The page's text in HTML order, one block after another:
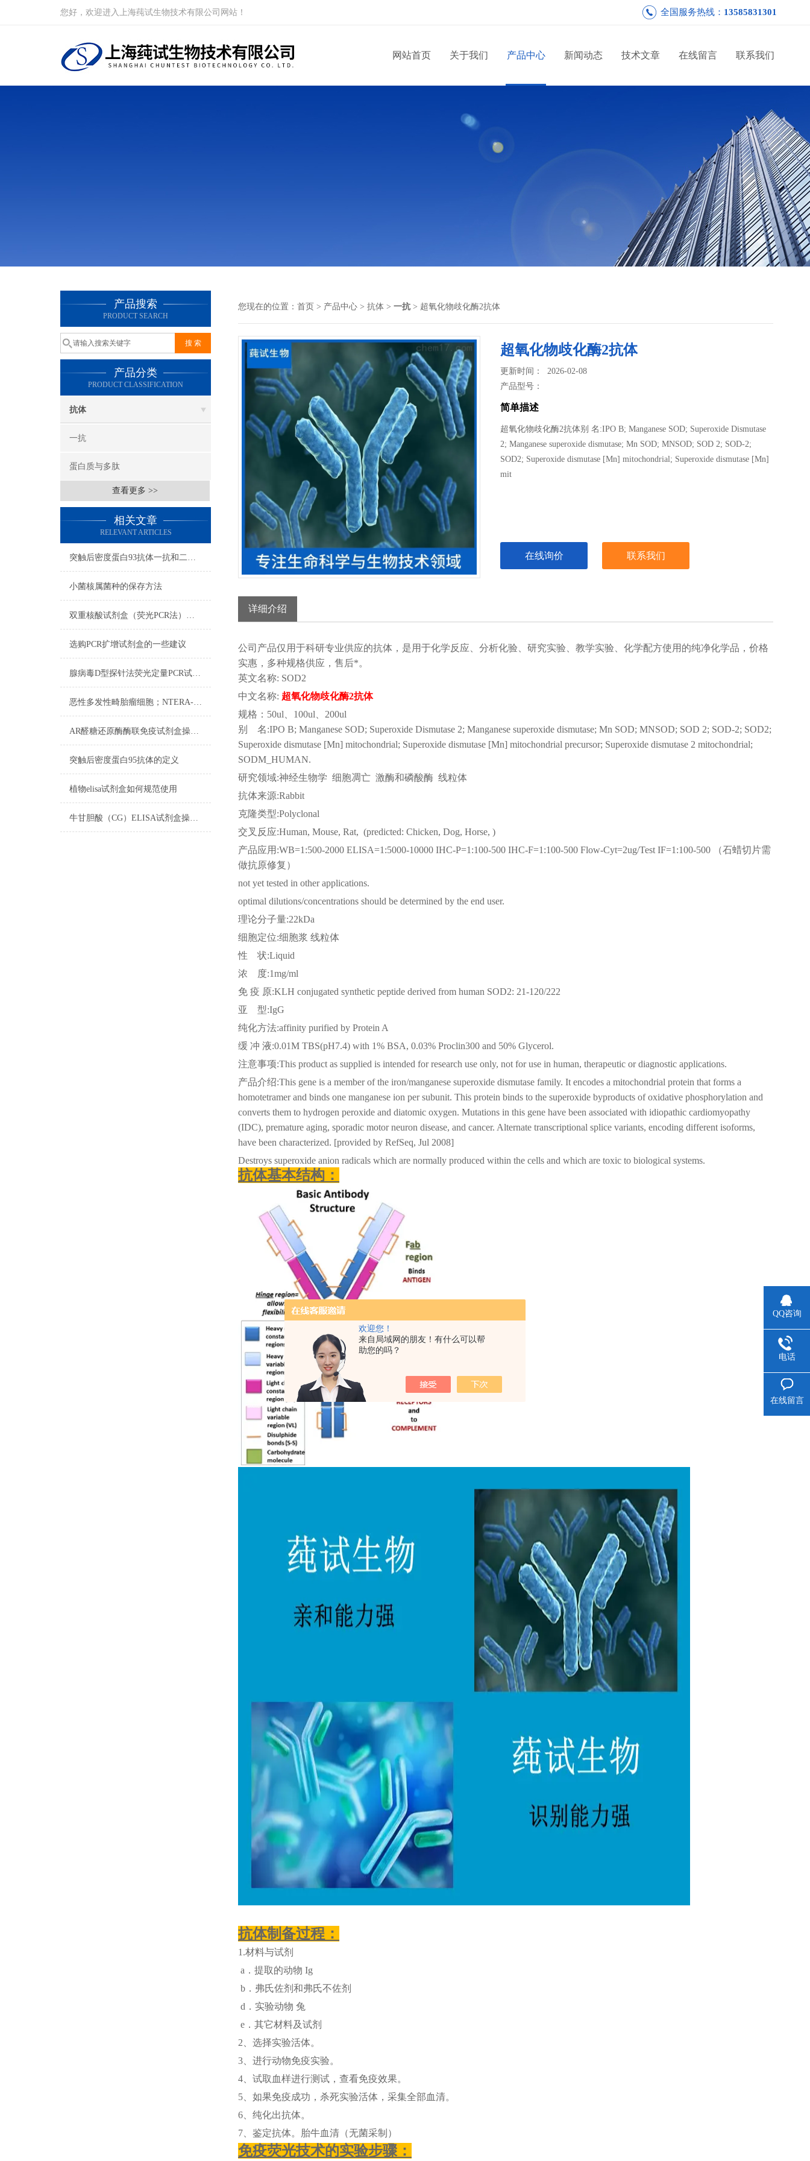
欢迎您！
来自局域网的朋友！有什么可以帮
助您的吗？
您好，欢迎进入上海莼试生物技术有限公司网站！ 全国服务热线： 13585831301
网站首页 关于我们 产品中心 新闻动态 技术文章 在线留言 联系我们
产品搜索
PRODUCT SEARCH
产品分类
PRODUCT CLASSIFICATION
抗体
一抗
蛋白质与多肽
查看更多 >>
相关文章
RELEVANT ARTICLES
突触后密度蛋白93抗体一抗和二抗的区别
小菌核属菌种的保存方法
双重核酸试剂盒（荧光PCR法）检测程序
选购PCR扩增试剂盒的一些建议
腺病毒D型探针法荧光定量PCR试剂盒反应五要素
恶性多发性畸胎瘤细胞；NTERA-2操作流程
AR醛糖还原酶酶联免疫试剂盒操作步骤
突触后密度蛋白95抗体的定义
植物elisa试剂盒如何规范使用
牛甘胆酸（CG）ELISA试剂盒操作步骤
您现在的位置： 首页 > 产品中心 > 抗体 > 一抗 > 超氧化物歧化酶2抗体
超氧化物歧化酶2抗体
更新时间： 2026-02-08
产品型号：
简单描述
超氧化物歧化酶2抗体别 名:IPO B; Manganese SOD; Superoxide Dismutase
2; Manganese superoxide dismutase; Mn SOD; MNSOD; SOD 2; SOD-2;
SOD2; Superoxide dismutase [Mn] mitochondrial; Superoxide dismutase [Mn]
mit
在线询价 联系我们
详细介绍
公司 产品仅用于科研专业供应的抗体，是用于化学反应、分析化验、研究实验、教学实验、化学配方使用的纯净化学品，价格
实惠，多种规格供应，售后*。
英文名称: SOD2
中文名称: 超氧化物歧化酶2抗体
规格： 50ul、100ul、200ul
别
名:IPO B; Manganese SOD; Superoxide Dismutase 2; Manganese superoxide dismutase; Mn SOD; MNSOD; SOD 2; SOD-2; SOD2;
Superoxide dismutase [Mn] mitochondrial; Superoxide dismutase [Mn] mitochondrial precursor; Superoxide dismutase 2 mitochondrial;
SODM_HUMAN.
研究领域:神经生物学 细胞凋亡 激酶和磷酸酶 线粒体
抗体来源:Rabbit
克隆类型:Polyclonal
交叉反应:Human, Mouse, Rat, (predicted: Chicken, Dog, Horse, )
产品应用 :WB=1:500-2000 ELISA=1:5000-10000 IHC-P=1:100-500 IHC-F=1:100-500 Flow-Cyt=2ug/Test IF=1:100-500 （石蜡切片需
做抗原修复）
not yet tested in other applications.
optimal dilutions/concentrations should be determined by the end user.
理论分子量:22kDa
细胞定位:细胞浆 线粒体
性
状:Liquid
浓
度:1mg/ml
免 疫 原:KLH conjugated synthetic peptide derived from human SOD2: 21-120/222
亚
型:IgG
纯化方法:affinity purified by Protein A
缓 冲 液:0.01M TBS(pH7.4) with 1% BSA, 0.03% Proclin300 and 50% Glycerol.
注意事项:This product as supplied is intended for research use only, not for use in human, therapeutic or diagnostic applications.
产品介绍:This gene is a member of the iron/manganese superoxide dismutase family. It encodes a mitochondrial protein that forms a
homotetramer and binds one manganese ion per subunit. This protein binds to the superoxide byproducts of oxidative phosphorylation and
converts them to hydrogen peroxide and diatomic oxygen. Mutations in this gene have been associated with idiopathic cardiomyopathy
(IDC), premature aging, sporadic motor neuron disease, and cancer. Alternate transcriptional splice variants, encoding different isoforms,
have been characterized. [provided by RefSeq, Jul 2008]
Destroys superoxide anion radicals which are normally produced within the cells and which are toxic to biological systems.
抗体基本结构：
抗体制备过程：
1.材料与试剂
a．提取的动物 Ig
b．弗氏佐剂和弗氏不佐剂
d．实验动物 兔
e．其它材料及试剂
2、选择实验活体。
3、进行动物免疫实验。
4、试取血样进行测试，查看免疫效果。
5、如果免疫成功，杀死实验活体，采集全部血清。
6、纯化出抗体。
7、鉴定抗体。胎牛血清（无菌采制）
免疫荧光技术的实验步骤：
QQ咨询
电话
在线留言